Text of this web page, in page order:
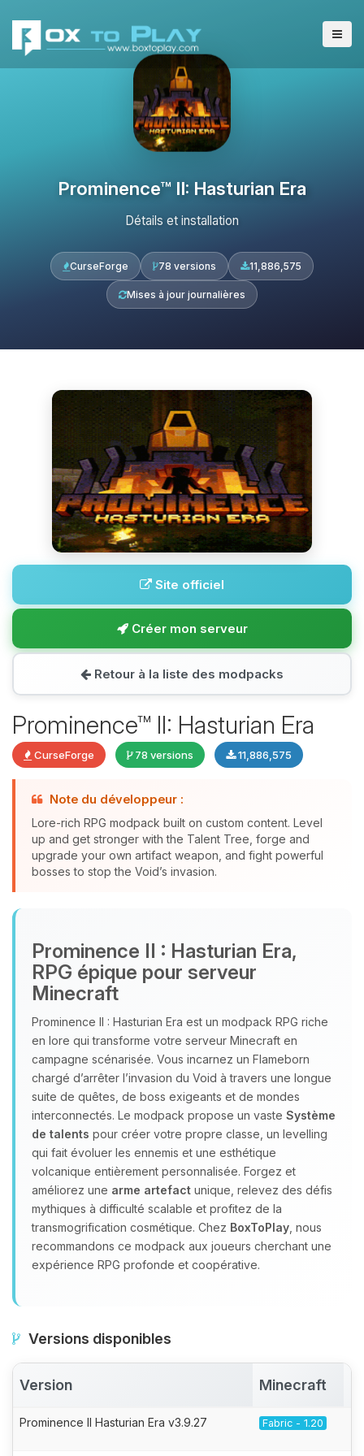
Prominence™ II: Hasturian Era
Détails et installation
CurseForge 78 versions 11,886,575
Mises à jour journalières
Site officiel
Créer mon serveur
Retour à la liste des modpacks
Prominence™ II: Hasturian Era
CurseForge 78 versions 11,886,575
Note du développeur :
Lore-rich RPG modpack built on custom content. Level
up and get stronger with the Talent Tree, forge and
upgrade your own artifact weapon, and fight powerful
bosses to stop the Void’s invasion.
Prominence II : Hasturian Era,
RPG épique pour serveur
Minecraft
Prominence II : Hasturian Era est un modpack RPG riche
en lore qui transforme votre serveur Minecraft en
campagne scénarisée. Vous incarnez un Flameborn
chargé d’arrêter l’invasion du Void à travers une longue
suite de quêtes, de boss exigeants et de mondes
interconnectés. Le modpack propose un vaste Système
de talents pour créer votre propre classe, un levelling
qui fait évoluer les ennemis et une esthétique
volcanique entièrement personnalisée. Forgez et
améliorez une arme artefact unique, relevez des défis
mythiques à difficulté scalable et profitez de la
transmogrification cosmétique. Chez BoxToPlay , nous
recommandons ce modpack aux joueurs cherchant une
expérience RPG profonde et coopérative.
Versions disponibles
Version Minecraft
Prominence II Hasturian Era v3.9.27 Fabric - 1.20
assistant BoxToPlay. Dis-moi ce dont
tu as besoin et je vais remuer mes
petits circuits pour t’aider.